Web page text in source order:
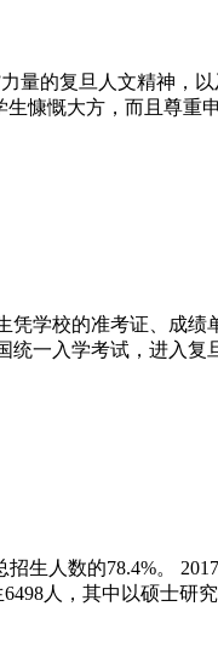
的复旦人文精神，以
慷慨大方，而且尊重
学校的准考证、成
一入学考试，进入复
生人数的78.4%。
人，其中以硕士研